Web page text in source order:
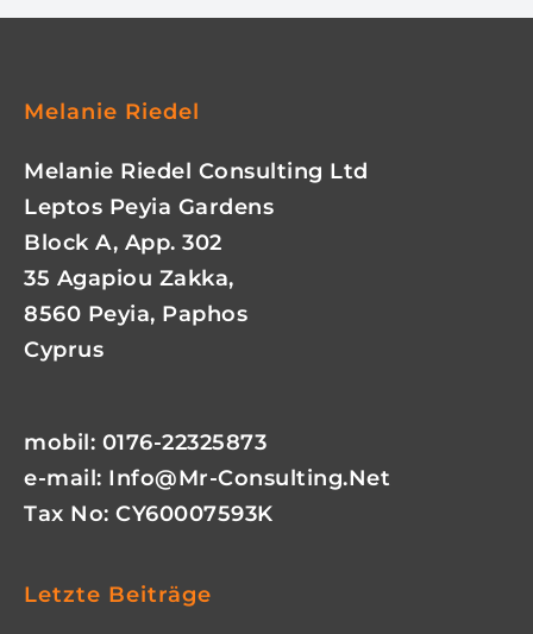
Melanie Riedel
Melanie Riedel Consulting Ltd
Leptos Peyia Gardens
Block A, App. 302
35 Agapiou Zakka,
8560 Peyia, Paphos
Cyprus
mobil: 0176-22325873
e-mail: Info@mr-Consulting.net
Tax No: CY60007593K
Letzte Beiträge